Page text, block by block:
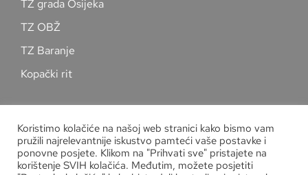
TZ grada Osijeka
TZ OBŽ
TZ Baranje
Kopački rit
Koristimo kolačiće na našoj web stranici kako bismo vam
pružili najrelevantnije iskustvo pamteći vaše postavke i
ponovne posjete. Klikom na "Prihvati sve" pristajete na
korištenje SVIH kolačića. Međutim, možete posjetiti